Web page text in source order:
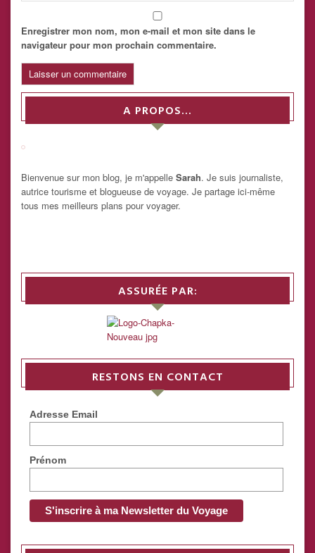
Enregistrer mon nom, mon e-mail et mon site dans le
navigateur pour mon prochain commentaire.
A PROPOS…
Bienvenue sur mon blog, je m'appelle Sarah. Je suis journaliste,
autrice tourisme et blogueuse de voyage. Je partage ici-même
tous mes meilleurs plans pour voyager.
ASSURÉE PAR:
RESTONS EN CONTACT
Adresse Email
Prénom